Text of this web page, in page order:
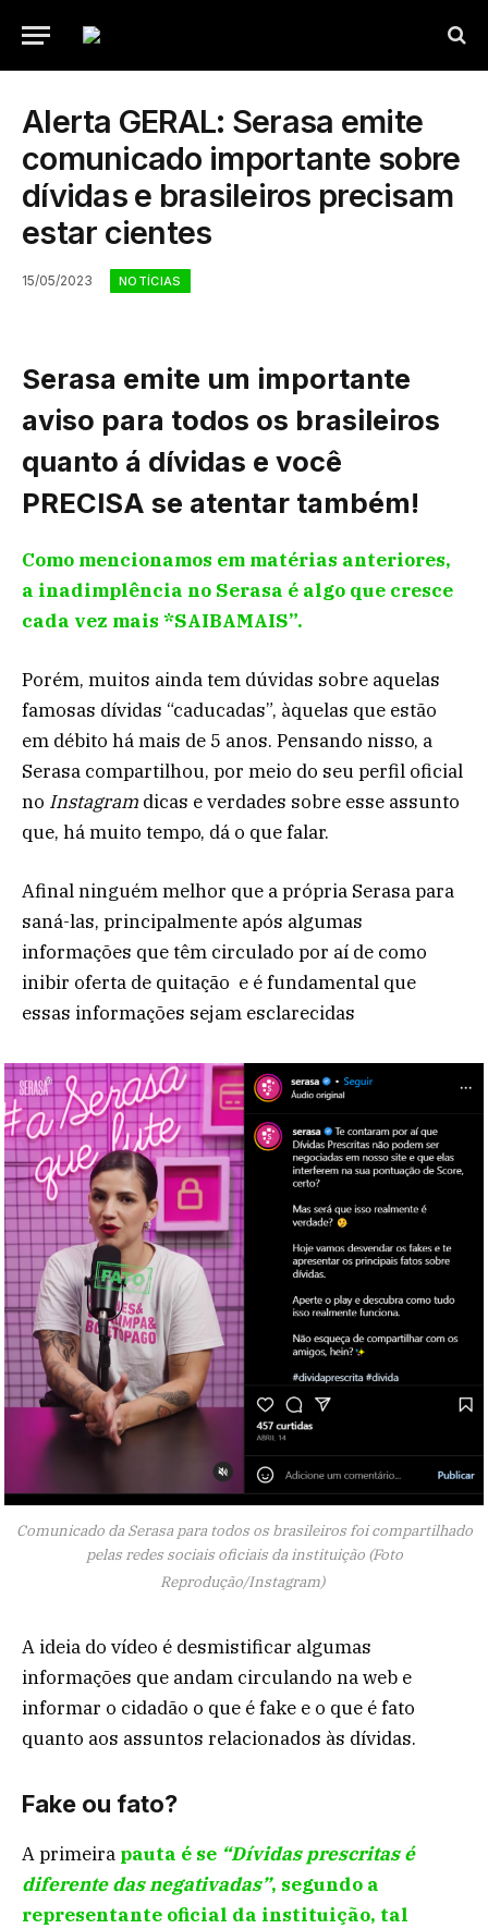
Alerta GERAL: Serasa emite
comunicado importante sobre
dívidas e brasileiros precisam
estar cientes
15/05/2023 NOTÍCIAS
Serasa emite um importante
aviso para todos os brasileiros
quanto á dívidas e você
PRECISA se atentar também!
Como mencionamos em matérias anteriores,
a inadimplência no Serasa é algo que cresce
cada vez mais *SAIBAMAIS”.
Porém, muitos ainda tem dúvidas sobre aquelas
famosas dívidas “caducadas”, àquelas que estão
em débito há mais de 5 anos. Pensando nisso, a
Serasa compartilhou, por meio do seu perfil oficial
no Instagram dicas e verdades sobre esse assunto
que, há muito tempo, dá o que falar.
Afinal ninguém melhor que a própria Serasa para
saná-las, principalmente após algumas
informações que têm circulado por aí de como
inibir oferta de quitação e é fundamental que
essas informações sejam esclarecidas
Comunicado da Serasa para todos os brasileiros foi compartilhado
pelas redes sociais oficiais da instituição (Foto
Reprodução/Instagram)
A ideia do vídeo é desmistificar algumas
informações que andam circulando na web e
informar o cidadão o que é fake e o que é fato
quanto aos assuntos relacionados às dívidas.
Fake ou fato?
A primeira pauta é se “Dívidas prescritas é
diferente das negativadas”, segundo a
representante oficial da instituição, tal